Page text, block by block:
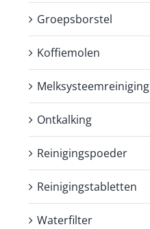
Groepsborstel
Koffiemolen
Melksysteemreiniging
Ontkalking
Reinigingspoeder
Reinigingstabletten
Waterfilter